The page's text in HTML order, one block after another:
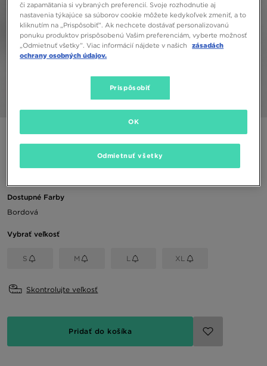
JORDAN ŠORTKY M J ESS FLC SHORT
25,00 €
Dostupné Farby
Bordová
Vybrať veľkosť
S M L XL
Skontrolujte veľkosť
Pridať do košíka
či zapamätania si vybraných preferencií. Svoje rozhodnutie aj
nastavenia týkajúce sa súborov cookie môžete kedykoľvek zmeniť, a to
kliknutím na „Prispôsobiť”. Ak nechcete dostávať personalizovanú
ponuku produktov prispôsobenú Vašim preferenciám, vyberte možnosť
„Odmietnuť všetky”. Viac informácií nájdete v našich
zásadách
ochrany osobných údajov.
Prispôsobiť
Odmietnuť všetky
OK